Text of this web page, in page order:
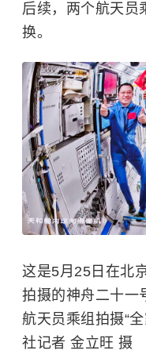
后续，两个航天员
换。
这是5月25日在北
拍摄的神舟二十一
航天员乘组拍摄“
社记者 金立旺 摄